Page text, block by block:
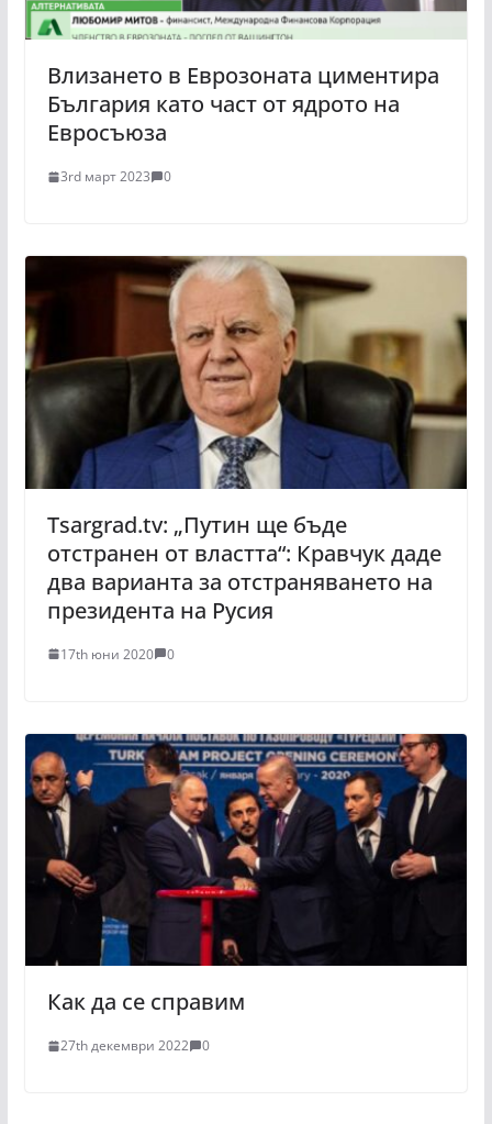
Влизането в Еврозоната циментира
България като част от ядрото на
Евросъюза
3rd март 2023 0
Tsargrad.tv: „Путин ще бъде
отстранен от властта“: Кравчук даде
два варианта за отстраняването на
президента на Русия
17th юни 2020 0
Как да се справим
27th декември 2022 0